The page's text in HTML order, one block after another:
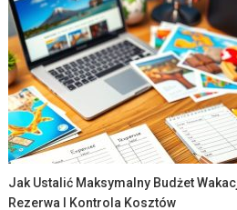
Jak Ustalić Maksymalny Budżet
Rezerwa I Kontrola Kosztów